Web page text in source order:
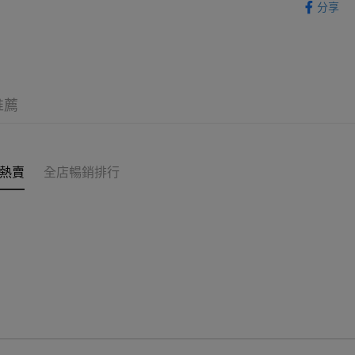
時內將付
分享
薦
賣 全店暢銷排行